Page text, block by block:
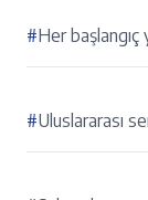
#Her başlangıç
#Uluslararası